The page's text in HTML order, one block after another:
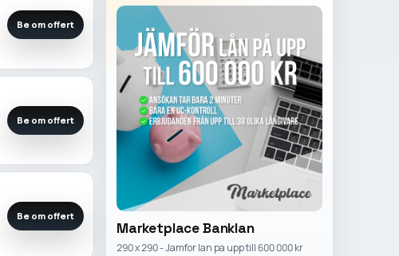
Be om offert
Be om offert
Be om offert
Marketplace Banklan
290 x 290 - Jamfor lan pa upp till 600 000 kr